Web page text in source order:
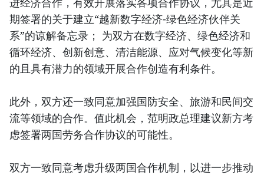
期签署的关于建立“越新数字经济-绿色经济伙伴关
系”的谅解备忘录； 为双方在数字经济、绿色经济和
循环经济、创新创意、清洁能源、应对气候变化等新
的且具有潜力的领域开展合作创造有利条件。
此外，双方还一致同意加强国防安全、旅游和民间交
流等领域的合作。值此机会，范明政总理建议新方考
虑签署两国劳务合作协议的可能性。
双方一致同意考虑升级两国合作机制，以进一步推动